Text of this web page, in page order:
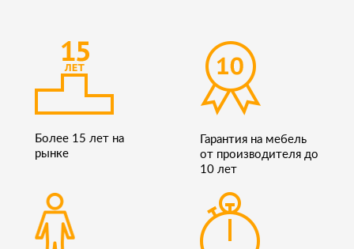
Более 15 лет на
рынке
Гарантия на мебель
от производителя до
10 лет